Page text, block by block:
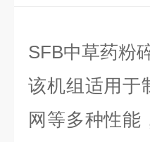
SFB中草药粉
该机组适用于
网等多种性能